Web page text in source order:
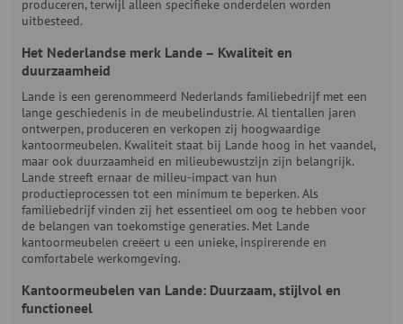
produceren, terwijl alleen specifieke onderdelen worden
uitbesteed.
Het Nederlandse merk Lande – Kwaliteit en
duurzaamheid
Lande is een gerenommeerd Nederlands familiebedrijf met een
lange geschiedenis in de meubelindustrie. Al tientallen jaren
ontwerpen, produceren en verkopen zij hoogwaardige
kantoormeubelen. Kwaliteit staat bij Lande hoog in het vaandel,
maar ook duurzaamheid en milieubewustzijn zijn belangrijk.
Lande streeft ernaar de milieu-impact van hun
productieprocessen tot een minimum te beperken. Als
familiebedrijf vinden zij het essentieel om oog te hebben voor
de belangen van toekomstige generaties. Met Lande
kantoormeubelen creëert u een unieke, inspirerende en
comfortabele werkomgeving.
Kantoormeubelen van Lande: Duurzaam, stijlvol en
functioneel